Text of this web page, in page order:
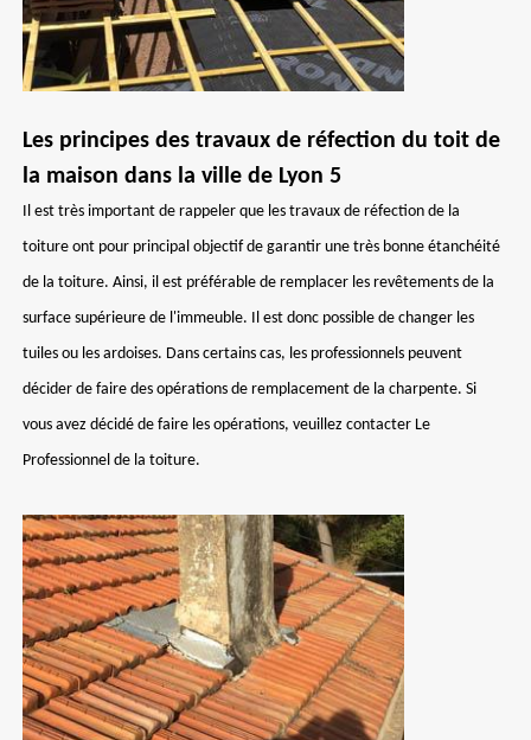
Les principes des travaux de réfection du toit de
la maison dans la ville de Lyon 5
Il est très important de rappeler que les travaux de réfection de la
toiture ont pour principal objectif de garantir une très bonne étanchéité
de la toiture. Ainsi, il est préférable de remplacer les revêtements de la
surface supérieure de l'immeuble. Il est donc possible de changer les
tuiles ou les ardoises. Dans certains cas, les professionnels peuvent
décider de faire des opérations de remplacement de la charpente. Si
vous avez décidé de faire les opérations, veuillez contacter Le
Professionnel de la toiture.